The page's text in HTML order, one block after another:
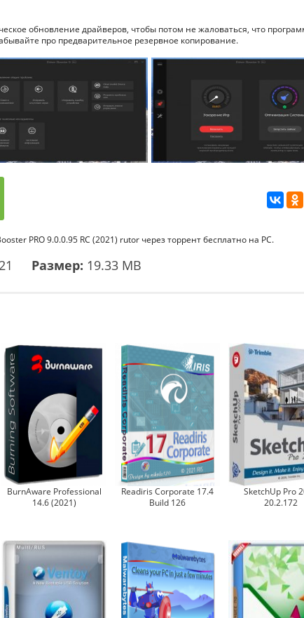
обновление драйверов, чтобы потом не жаловаться, что
про предварительное резервное копирование.
PRO 9.0.0.95 RC (2021) rutor через торрент бесплатно на PC.
Размер: 19.33 MB
BurnAware Professional
14.6 (2021)
Readiris Corporate 17.4
Build 126
SketchUp Pro
20.2.172